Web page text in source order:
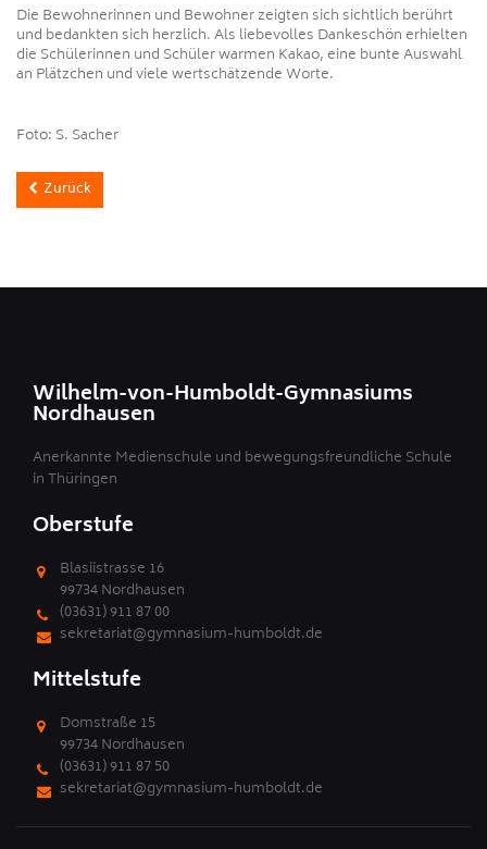
Die Bewohnerinnen und Bewohner zeigten sich sichtlich berührt
und bedankten sich herzlich. Als liebevolles Dankeschön erhielten
die Schülerinnen und Schüler warmen Kakao, eine bunte Auswahl
an Plätzchen und viele wertschätzende Worte.
Foto: S. Sacher
Zurück
Wilhelm-von-Humboldt-Gymnasiums
Nordhausen
Anerkannte Medienschule und bewegungsfreundliche Schule
in Thüringen
Oberstufe
Blasiistrasse 16
99734 Nordhausen
(03631) 911 87 00
sekretariat@gymnasium-humboldt.de
Mittelstufe
Domstraße 15
99734 Nordhausen
(03631) 911 87 50
sekretariat@gymnasium-humboldt.de